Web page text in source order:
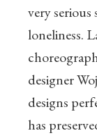
very serious
loneliness.
designer
designs
has